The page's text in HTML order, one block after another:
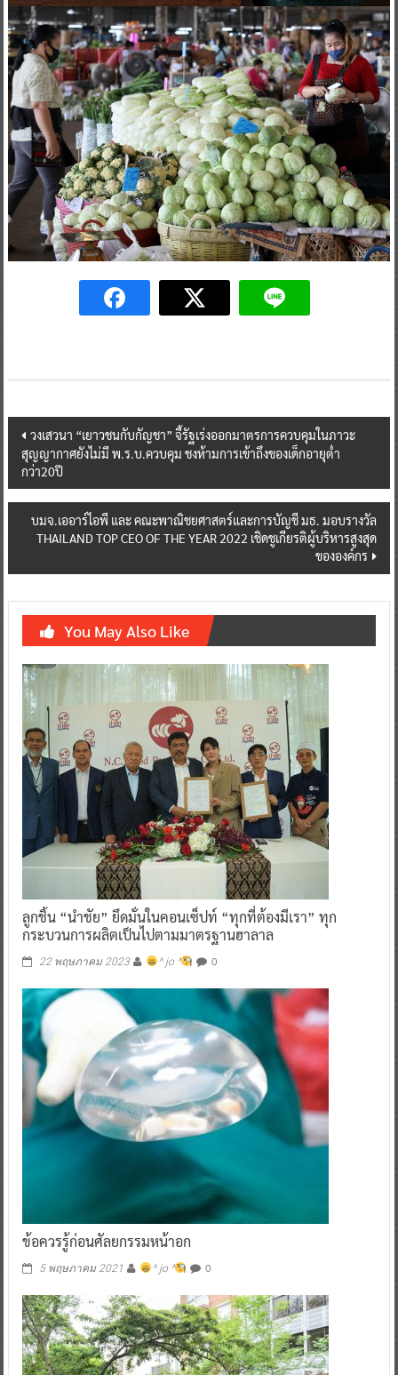
Post
navigation
วงเสวนา “เยาวชนกับกัญชา” จี้รัฐเร่งออกมาตรการควบคุมในภาวะ
สุญญากาศยังไม่มี พ.ร.บ.ควบคุม ชงห้ามการเข้าถึงของเด็กอายุต่ำ
กว่า20ปี
บมจ.เออาร์ไอพี และ คณะพาณิชยศาสตร์และการบัญชี มธ. มอบรางวัล
THAILAND TOP CEO OF THE YEAR 2022 เชิดชูเกียรติผู้บริหารสูงสุด
ขององค์กร
You May Also Like
ลูกชิ้น “นำชัย” ยึดมั่นในคอนเซ็ปท์ “ทุกที่ต้องมีเรา” ทุก
กระบวนการผลิตเป็นไปตามมาตรฐานฮาลาล
22 พฤษภาคม 2023 ^ jo ^ 0
ข้อควรรู้ก่อนศัลยกรรมหน้าอก
5 พฤษภาคม 2021 ^ jo ^ 0